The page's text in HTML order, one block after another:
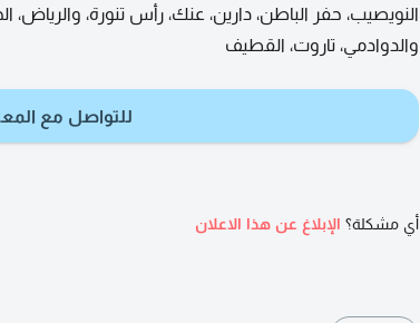
النويصيب، حفر الباطن، دارين، عنك، رأس تنورة، والرياض،
والدوادمي، تاروت، القطيف
للتواصل مع
أي مشكلة؟ الإبلاغ عن هذا الاعلان